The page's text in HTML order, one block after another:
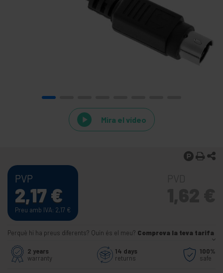
Mira el vídeo
PVP
2,17€
Preu amb IVA: 2,17 €
Perquè hi ha preus diferents? Quin és el meu? Comprova la teva tarifa
2 years
warranty
14 days
returns
100%
safe